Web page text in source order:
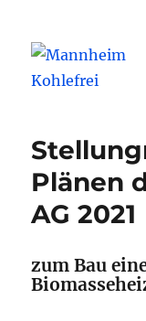
Plänen
AG 2021
zum Bau